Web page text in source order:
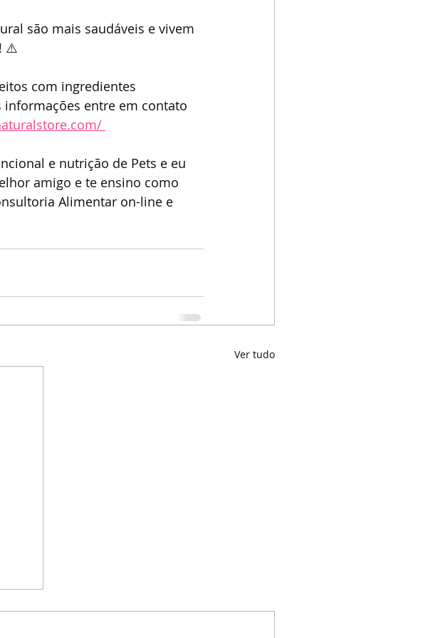
são mais saudáveis e vivem
⚠️
com ingredientes
informações entre em contato
e nutrição de Pets e eu
amigo e te ensino como
Alimentar on-line e
Ver tudo